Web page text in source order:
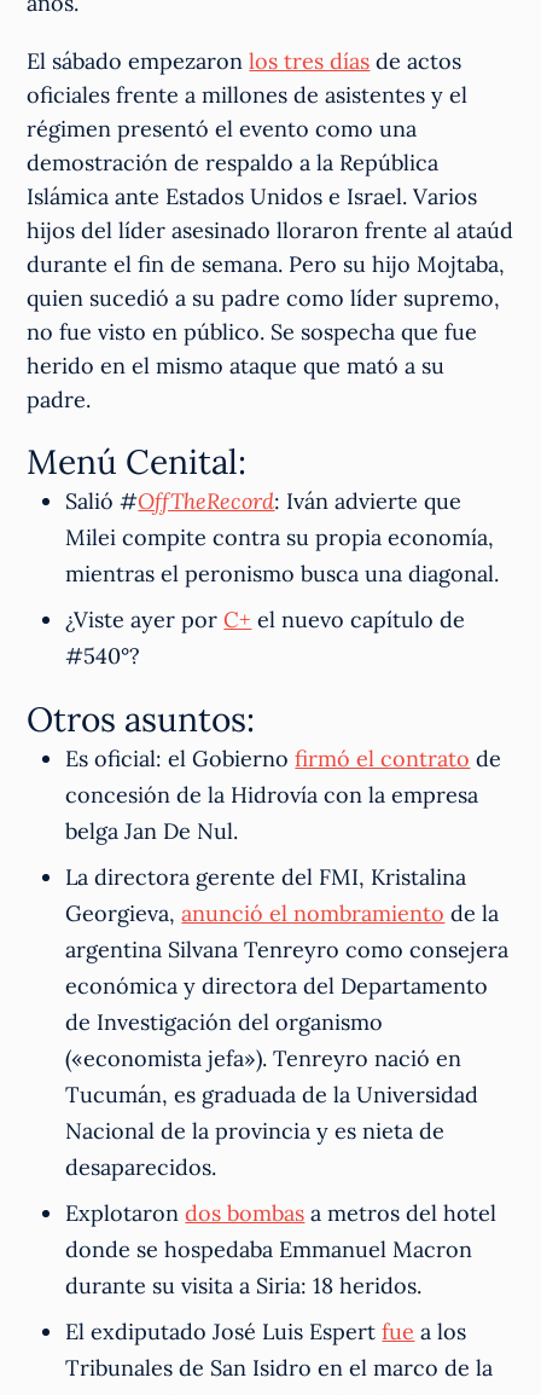
El sábado empezaronlos tres días de actos
oficiales frente a millones de asistentes y el
régimen presentó el evento como una
demostración de respaldo a la República
Islámica ante Estados Unidos e Israel. Varios
hijos del líder asesinado lloraron frente al ataúd
durante el fin de semana. Pero su hijo Mojtaba,
quien sucedió a su padre como líder supremo,
no fue visto en público. Se sospecha que fue
herido en el mismo ataque que mató a su
padre.
Menú Cenital:
Salió #OffTheRecord: Iván advierte que
Milei compite contra su propia economía,
mientras el peronismo busca una diagonal.
¿Viste ayer porC+ el nuevo capítulo de
#540°?
Otros asuntos:
Es oficial: el Gobiernofirmó el contrato de
concesión de la Hidrovía con la empresa
belga Jan De Nul.
La directora gerente del FMI, Kristalina
Georgieva,anunció el nombramiento de la
argentina Silvana Tenreyro como consejera
económica y directora del Departamento
de Investigación del organismo
(«economista jefa»). Tenreyro nació en
Tucumán, es graduada de la Universidad
Nacional de la provincia y es nieta de
desaparecidos.
Explotarondos bombas a metros del hotel
donde se hospedaba Emmanuel Macron
durante su visita a Siria: 18 heridos.
El exdiputado José Luis Espertfue a los
Tribunales de San Isidro en el marco de la